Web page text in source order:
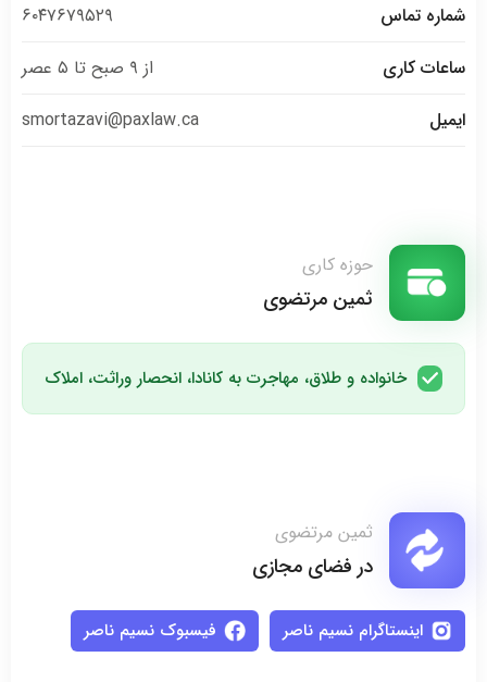
شماره تماس
۶۰۴۷۶۷۹۵۲۹
ساعات کاری
از ۹ صبح تا ۵ عصر
ایمیل
smortazavi@paxlaw.ca
حوزه کاری
ثمین مرتضوی
خانواده و طلاق، مهاجرت به کانادا، انحصار وراثت، املاک
ثمین مرتضوی
در فضای مجازی
اینستاگرام نسیم ناصر فیسبوک نسیم ناصر